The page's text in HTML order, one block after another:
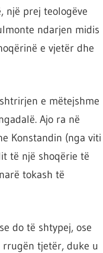
një prej teologëve
ndarjen midis
e vjetër dhe
e mëtejshme
Ajo ra në
Konstandin (nga viti
të një shoqërie të
tokash të
do të shtypej, ose
rrugën tjetër, duke u